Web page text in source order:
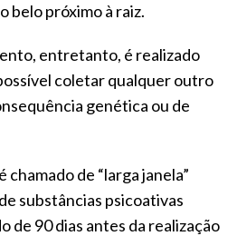
belo próximo à raiz.
entretanto, é realizado
coletar qualquer outro
genética ou de
de “larga janela”
substâncias psicoativas
de 90 dias antes da realização